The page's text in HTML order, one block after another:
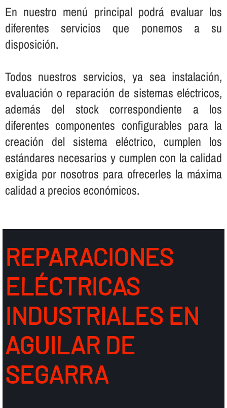
En nuestro menú principal podrá evaluar los
diferentes servicios que ponemos a su
disposición.
Todos nuestros servicios, ya sea instalación,
evaluación o reparación de sistemas eléctricos,
además del stock correspondiente a los
diferentes componentes configurables para la
creación del sistema eléctrico, cumplen los
estándares necesarios y cumplen con la calidad
exigida por nosotros para ofrecerles la máxima
calidad a precios económicos.
REPARACIONES
ELÉCTRICAS
INDUSTRIALES EN
AGUILAR DE
SEGARRA